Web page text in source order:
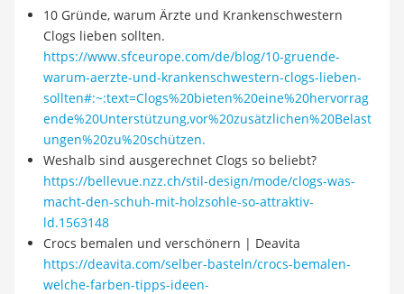
10 Gründe, warum Ärzte und Krankenschwestern
Clogs lieben sollten.
https://www.sfceurope.com/de/blog/10-gruende-
warum-aerzte-und-krankenschwestern-clogs-lieben-
sollten#:~:text=Clogs%20bieten%20eine%20hervorrag
ende%20Unterstützung,vor%20zusätzlichen%20Belast
ungen%20zu%20schützen.
Weshalb sind ausgerechnet Clogs so beliebt?
https://bellevue.nzz.ch/stil-design/mode/clogs-was-
macht-den-schuh-mit-holzsohle-so-attraktiv-
ld.1563148
Crocs bemalen und verschönern | Deavita
https://deavita.com/selber-basteln/crocs-bemalen-
welche-farben-tipps-ideen-